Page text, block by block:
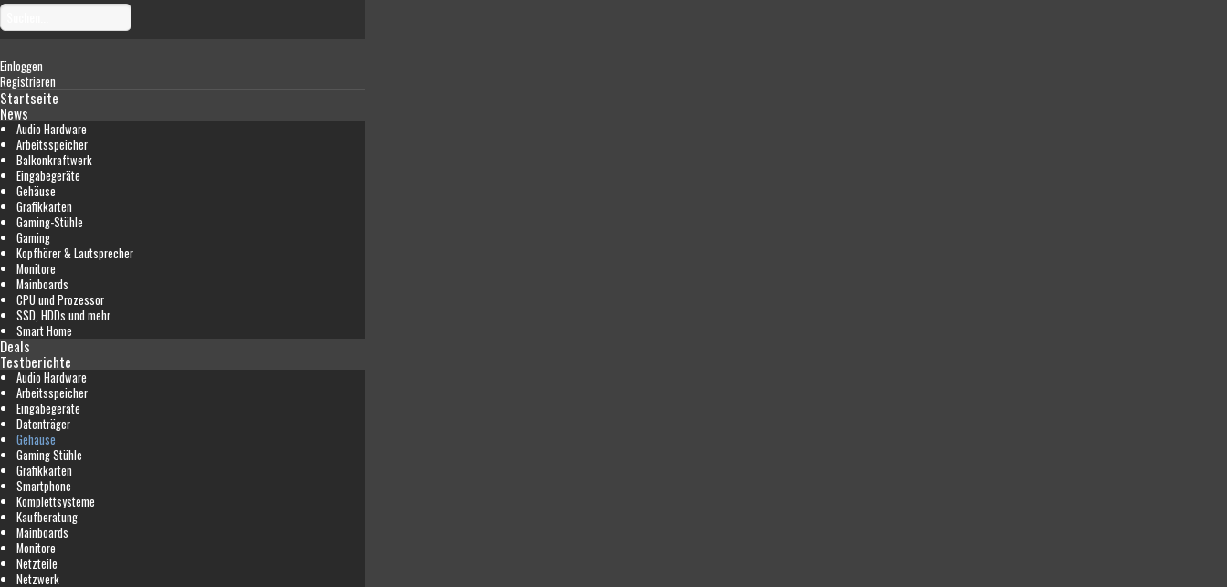
Einloggen
Registrieren
Startseite
News
Audio Hardware
Arbeitsspeicher
Balkonkraftwerk
Eingabegeräte
Gehäuse
Grafikkarten
Gaming-Stühle
Gaming
Kopfhörer & Lautsprecher
Monitore
Mainboards
CPU und Prozessor
SSD, HDDs und mehr
Smart Home
Deals
Testberichte
Audio Hardware
Arbeitsspeicher
Eingabegeräte
Datenträger
Gehäuse
Gaming Stühle
Grafikkarten
Smartphone
Komplettsysteme
Kaufberatung
Mainboards
Monitore
Netzteile
Netzwerk